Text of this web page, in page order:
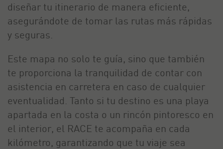
diseñar tu itinerario de manera eficiente,
asegurándote de tomar las rutas más rápidas
y seguras.
Este mapa no solo te guía, sino que también
te proporciona la tranquilidad de contar con
asistencia en carretera en caso de cualquier
eventualidad. Tanto si tu destino es una playa
apartada en la costa o un rincón pintoresco en
el interior, el RACE te acompaña en cada
kilómetro, garantizando que tu viaje sea